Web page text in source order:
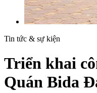
Tin tức & sự kiện
Triển khai
Quán Bida